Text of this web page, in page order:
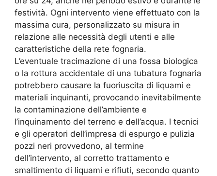
festività. Ogni intervento viene effettuato con la
massima cura, personalizzato su misura in
relazione alle necessità degli utenti e alle
caratteristiche della rete fognaria.
L’eventuale tracimazione di una fossa biologica
o la rottura accidentale di una tubatura fognaria
potrebbero causare la fuoriuscita di liquami e
materiali inquinanti, provocando inevitabilmente
la contaminazione dell’ambiente e
l’inquinamento del terreno e dell’acqua. I tecnici
e gli operatori dell’impresa di espurgo e pulizia
pozzi neri provvedono, al termine
dell’intervento, al corretto trattamento e
smaltimento di liquami e rifiuti, secondo quanto